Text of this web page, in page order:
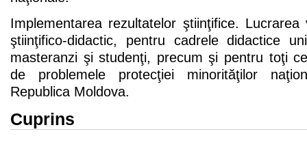
Implementarea rezultatelor ştiinţifice.
ştiinţifico-didactic, pentru cadrele didactice
masteranzi şi studenţi, precum şi pentru toţi
de problemele protecţiei minorităţilor
Republica Moldova.
Cuprins